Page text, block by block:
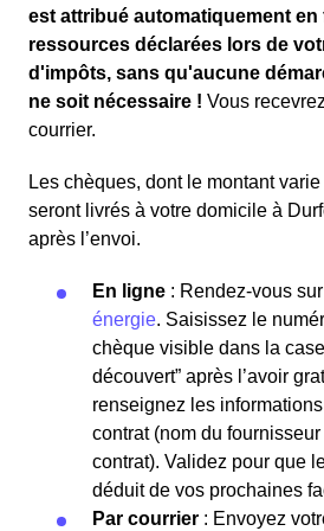
est attribué automatiquement
ressources déclarées lors de
d'impôts, sans qu'aucune
ne soit nécessaire ! Vous
courrier.
Les chèques, dont le montant
seront livrés à votre domicile à
après l’envoi.
En ligne : Rendez-vous
énergie. Saisissez le
chèque visible dans la
découvert” après l’avoir
renseignez les
contrat (nom du
contrat). Validez pour que
déduit de vos prochaines
Par courrier : Envoyez